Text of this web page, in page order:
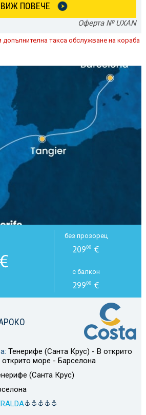
ВИЖ ПОВЕЧЕ
Оферта № UXAN
такса обслужване на кораба
Тенерифе (Санта Крус) - В открито
море - Барселона
(Санта Крус)
без прозорец
20900 €
с балкон
29900 €